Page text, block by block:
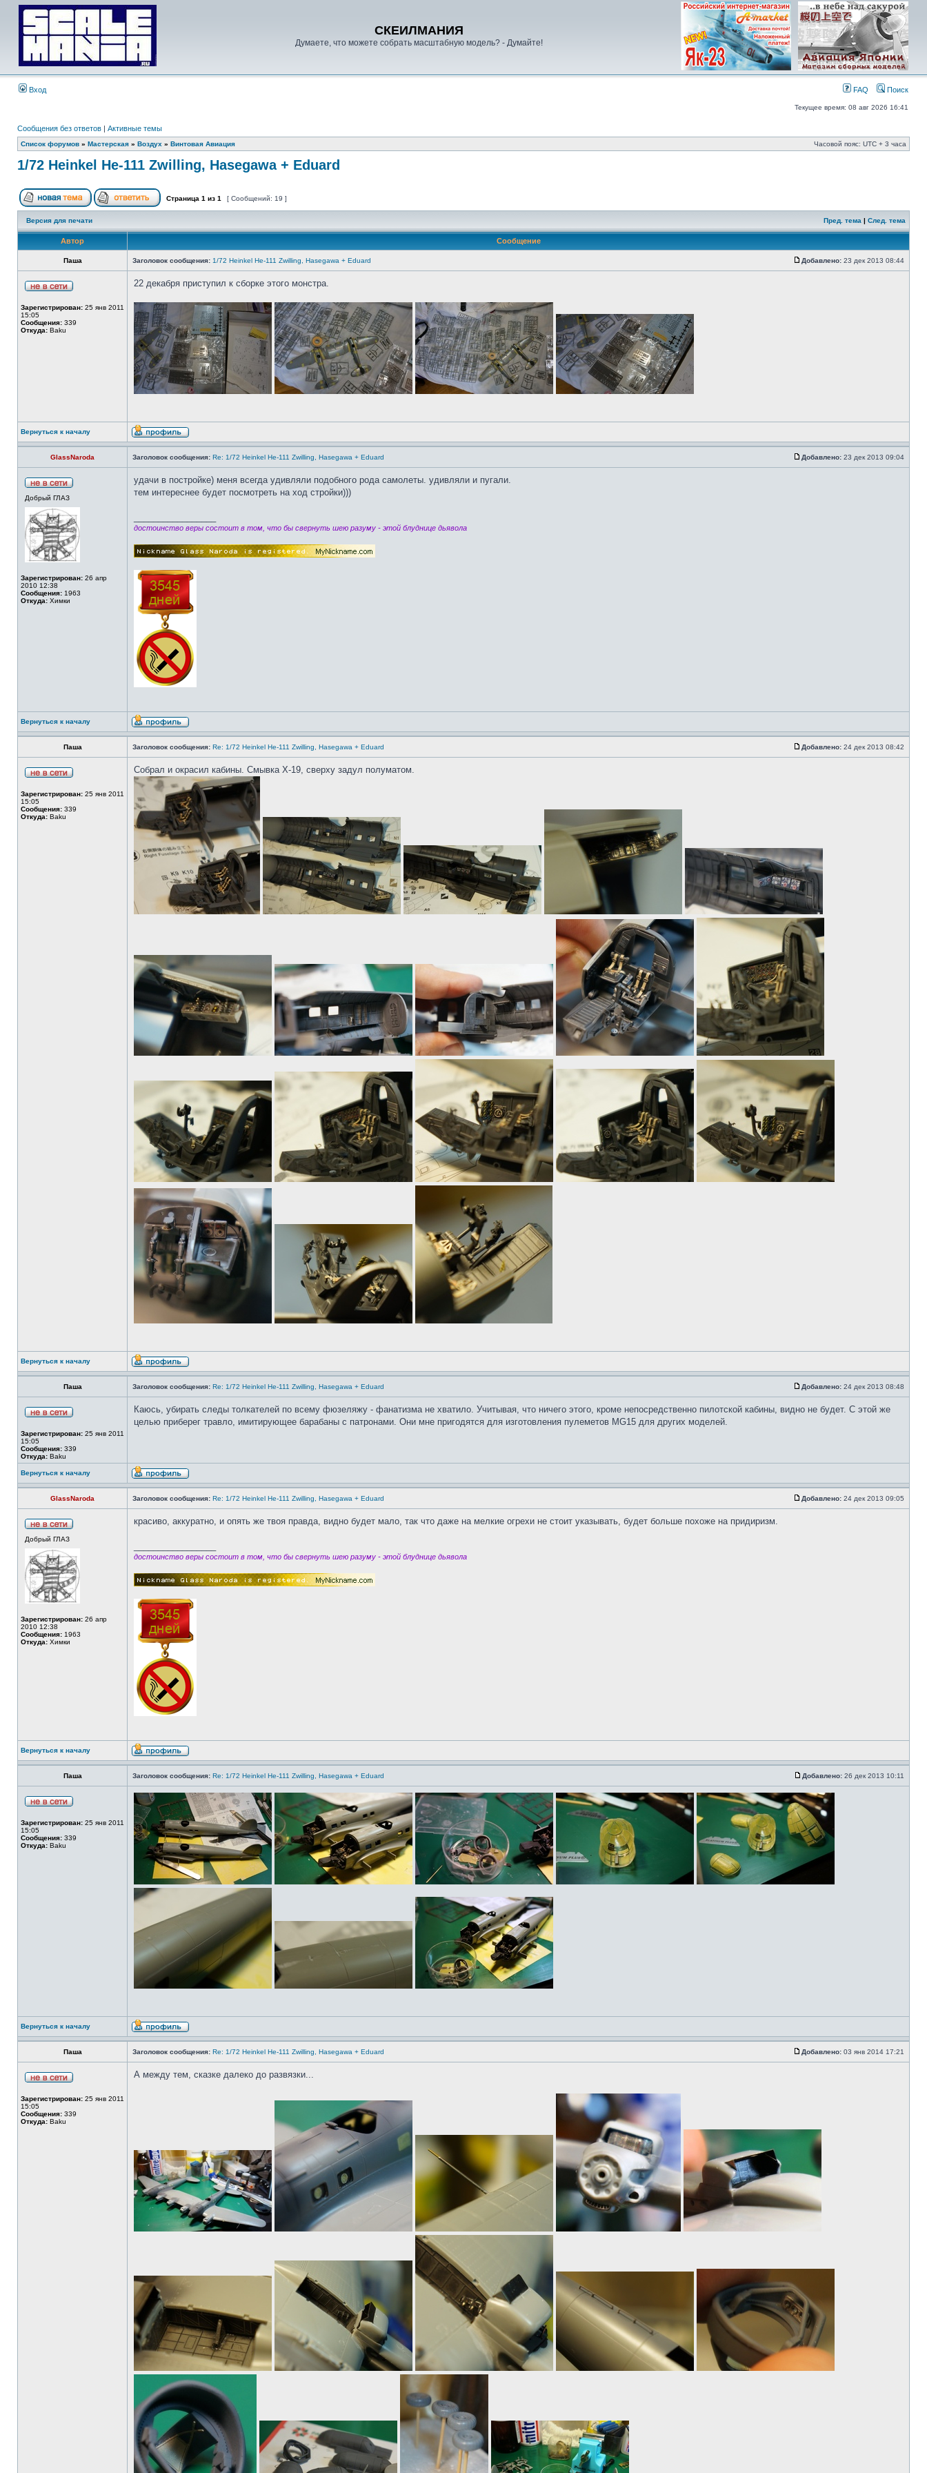
СКЕИЛМАНИЯ
Думаете, что можете собрать масштабную модель? - Думайте!
Вход FAQ Поиск
Текущее время: 08 авг 2026 16:41
Сообщения без ответов | Активные темы
Список форумов » Мастерская » Воздух » Винтовая Авиация Часовой пояс: UTC + 3 часа
1/72 Heinkel He-111 Zwilling, Hasegawa + Eduard
Страница 1 из 1 [ Сообщений: 19 ]
Версия для печати Пред. тема | След. тема
Автор Сообщение
Паша Заголовок сообщения: 1/72 Heinkel He-111 Zwilling, Hasegawa + Eduard Добавлено: 23 дек 2013 08:44
Зарегистрирован: 25 янв 2011
15:05
Сообщения: 339
Откуда: Baku
22 декабря приступил к сборке этого монстра.
Вернуться к началу
GlassNaroda Заголовок сообщения: Re: 1/72 Heinkel He-111 Zwilling, Hasegawa + Eduard Добавлено: 23 дек 2013 09:04
Добрый ГЛАЗ
Зарегистрирован: 26 апр
2010 12:38
Сообщения: 1963
Откуда: Химки
удачи в постройке) меня всегда удивляли подобного рода самолеты. удивляли и пугали.
тем интереснее будет посмотреть на ход стройки)))
достоинство веры состоит в том, что бы свернуть шею разуму - этой блуднице дьявола
Вернуться к началу
Паша Заголовок сообщения: Re: 1/72 Heinkel He-111 Zwilling, Hasegawa + Eduard Добавлено: 24 дек 2013 08:42
Зарегистрирован: 25 янв 2011
15:05
Сообщения: 339
Откуда: Baku
Собрал и окрасил кабины. Смывка Х-19, сверху задул полуматом.
Вернуться к началу
Паша Заголовок сообщения: Re: 1/72 Heinkel He-111 Zwilling, Hasegawa + Eduard Добавлено: 24 дек 2013 08:48
Зарегистрирован: 25 янв 2011
15:05
Сообщения: 339
Откуда: Baku
Каюсь, убирать следы толкателей по всему фюзеляжу - фанатизма не хватило. Учитывая, что ничего этого, кроме непосредственно пилотской кабины, видно не будет. С этой же
целью приберег травло, имитирующее барабаны с патронами. Они мне пригодятся для изготовления пулеметов MG15 для других моделей.
Вернуться к началу
GlassNaroda Заголовок сообщения: Re: 1/72 Heinkel He-111 Zwilling, Hasegawa + Eduard Добавлено: 24 дек 2013 09:05
Добрый ГЛАЗ
Зарегистрирован: 26 апр
2010 12:38
Сообщения: 1963
Откуда: Химки
красиво, аккуратно, и опять же твоя правда, видно будет мало, так что даже на мелкие огрехи не стоит указывать, будет больше похоже на придиризм.
достоинство веры состоит в том, что бы свернуть шею разуму - этой блуднице дьявола
Вернуться к началу
Паша Заголовок сообщения: Re: 1/72 Heinkel He-111 Zwilling, Hasegawa + Eduard Добавлено: 26 дек 2013 10:11
Зарегистрирован: 25 янв 2011
15:05
Сообщения: 339
Откуда: Baku
Вернуться к началу
Паша Заголовок сообщения: Re: 1/72 Heinkel He-111 Zwilling, Hasegawa + Eduard Добавлено: 03 янв 2014 17:21
Зарегистрирован: 25 янв 2011
15:05
Сообщения: 339
Откуда: Baku
А между тем, сказке далеко до развязки...